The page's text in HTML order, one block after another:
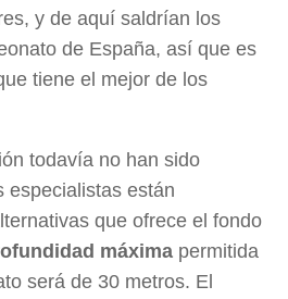
y de aquí saldrían los
de España, así que es
tiene el mejor de los
todavía no han sido
especialistas están
que ofrece el fondo
máxima permitida
será de 30 metros. El